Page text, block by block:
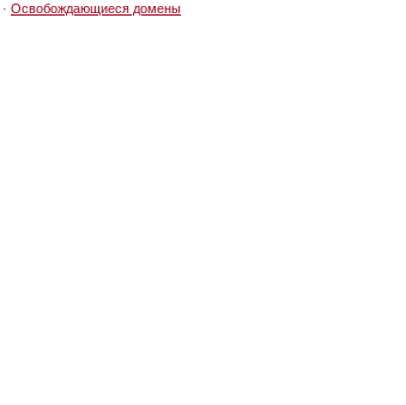
· Освобождающиеся домены